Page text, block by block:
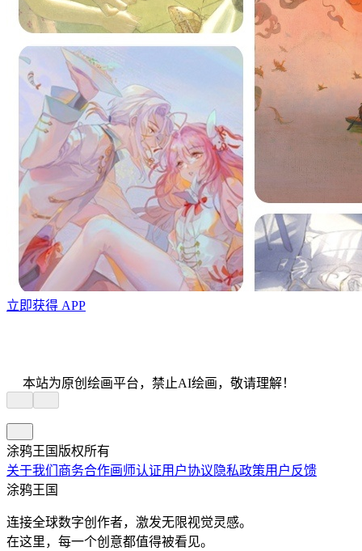
立即获得 APP
本站为原创绘画平台，禁止AI绘画，敬请理解！
涂鸦王国版权所有
关于我们 商务合作画师认证用户协议 隐私政策用户反馈
涂鸦王国
连接全球数字创作者，激发无限视觉灵感。
在这里，每一个创意都值得被看见。